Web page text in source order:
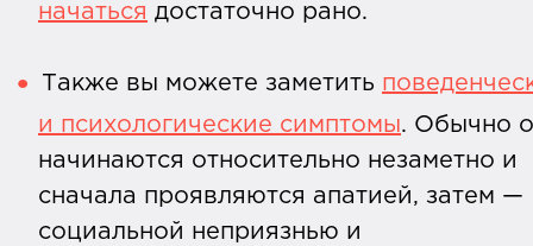
начаться достаточно рано.
Также вы можете заметить
и психологические симптомы. Обычно
начинаются относительно незаметно и
сначала проявляются апатией, затем —
социальной неприязнью и